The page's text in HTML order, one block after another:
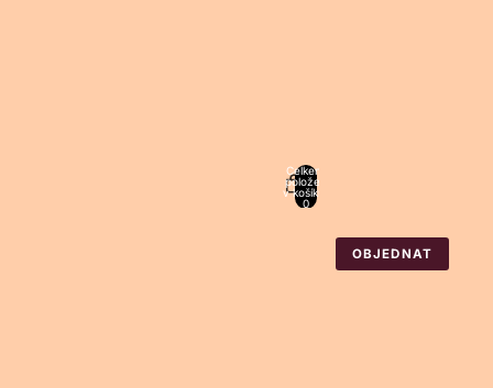
Celkem
položek
v košíku:
0
OBJEDNAT